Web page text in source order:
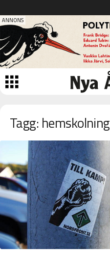
Tagg: hemskolning